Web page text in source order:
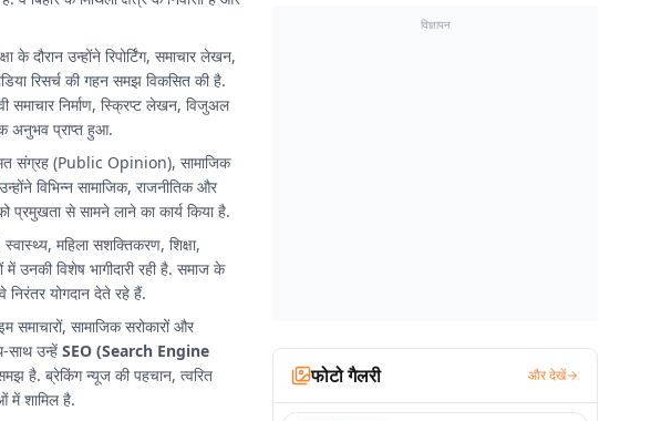
दौरान उन्होंने रिपोर्टिंग, समाचार लेखन,
रिसर्च की गहन समझ विकसित की है.
समाचार निर्माण, स्क्रिप्ट लेखन, विजुअल
अनुभव प्राप्त हुआ.
जनमत संग्रह (Public Opinion), सामाजिक
विभिन्न सामाजिक, राजनीतिक और
प्रमुखता से सामने लाने का कार्य किया है.
महिला सशक्तिकरण, शिक्षा,
विशेष भागीदारी रही है. समाज के
निरंतर योगदान देते रहे हैं.
समाचारों, सामाजिक सरोकारों और
साथ उन्हें SEO (Search Engine
है. ब्रेकिंग न्यूज की पहचान, त्वरित
में शामिल है.
विज्ञापन
फोटो गैलरी और देखें